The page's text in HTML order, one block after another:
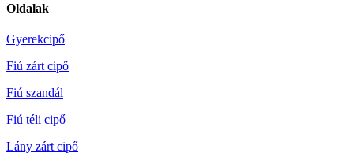
Oldalak
Gyerekcipő
Fiú zárt cipő
Fiú szandál
Fiú téli cipő
Lány zárt cipő